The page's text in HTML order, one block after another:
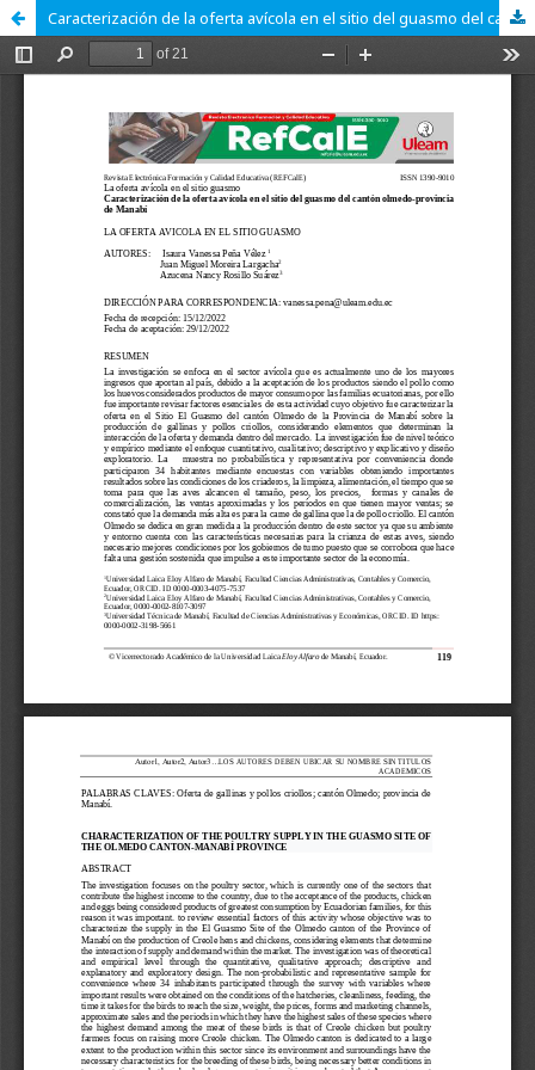
Caracterización de la oferta avícola en el sitio del guasmo del cantón olmedo-provincia de Manabí